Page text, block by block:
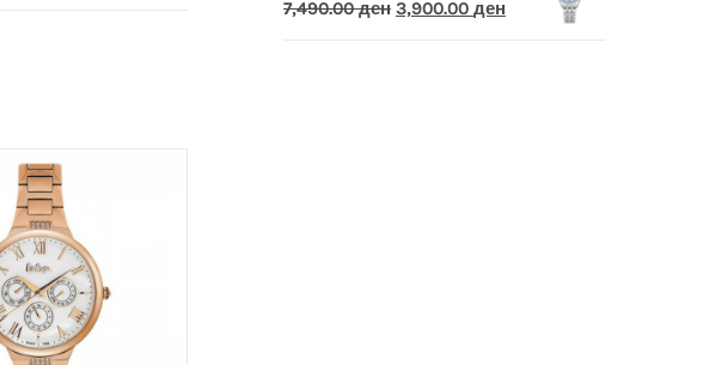
7,490.00 ден.3,900.00 ден.
7,490.00ден Original
3,900.00 денCurrent